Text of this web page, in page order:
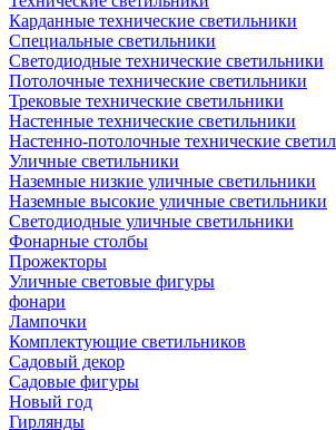
Карданные технические светильники
Специальные светильники
Светодиодные технические светильники
Потолочные технические светильники
Трековые технические светильники
Настенные технические светильники
Настенно-потолочные технические
Уличные светильники
Наземные низкие уличные светильники
Наземные высокие уличные светильники
Светодиодные уличные светильники
Фонарные столбы
Прожекторы
Уличные световые фигуры
фонари
Лампочки
Комплектующие светильников
Садовый декор
Садовые фигуры
Новый год
Гирлянды